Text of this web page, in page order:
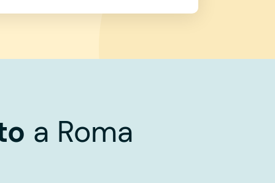
a Roma